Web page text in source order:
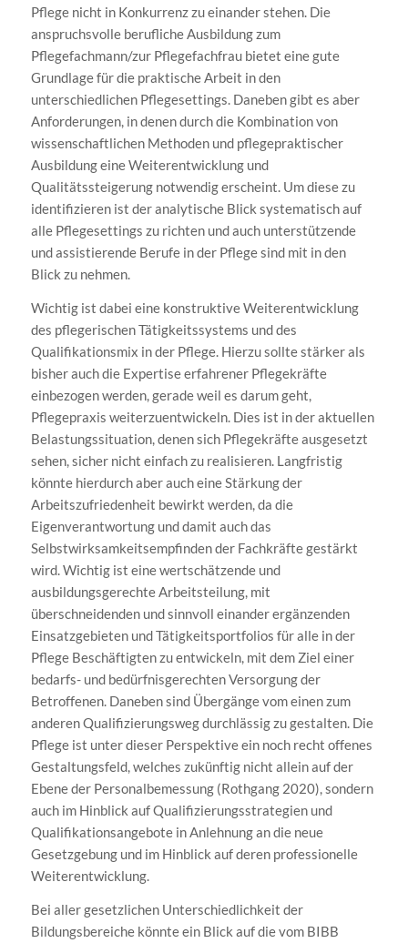
Pflege nicht in Konkurrenz zu einander stehen. Die
anspruchsvolle berufliche Ausbildung zum
Pflegefachmann/zur Pflegefachfrau bietet eine gute
Grundlage für die praktische Arbeit in den
unterschiedlichen Pflegesettings. Daneben gibt es aber
Anforderungen, in denen durch die Kombination von
wissenschaftlichen Methoden und pflegepraktischer
Ausbildung eine Weiterentwicklung und
Qualitätssteigerung notwendig erscheint. Um diese zu
identifizieren ist der analytische Blick systematisch auf
alle Pflegesettings zu richten und auch unterstützende
und assistierende Berufe in der Pflege sind mit in den
Blick zu nehmen.
Wichtig ist dabei eine konstruktive Weiterentwicklung
des pflegerischen Tätigkeitssystems und des
Qualifikationsmix in der Pflege. Hierzu sollte stärker als
bisher auch die Expertise erfahrener Pflegekräfte
einbezogen werden, gerade weil es darum geht,
Pflegepraxis weiterzuentwickeln. Dies ist in der aktuellen
Belastungssituation, denen sich Pflegekräfte ausgesetzt
sehen, sicher nicht einfach zu realisieren. Langfristig
könnte hierdurch aber auch eine Stärkung der
Arbeitszufriedenheit bewirkt werden, da die
Eigenverantwortung und damit auch das
Selbstwirksamkeitsempfinden der Fachkräfte gestärkt
wird. Wichtig ist eine wertschätzende und
ausbildungsgerechte Arbeitsteilung, mit
überschneidenden und sinnvoll einander ergänzenden
Einsatzgebieten und Tätigkeitsportfolios für alle in der
Pflege Beschäftigten zu entwickeln, mit dem Ziel einer
bedarfs- und bedürfnisgerechten Versorgung der
Betroffenen. Daneben sind Übergänge vom einen zum
anderen Qualifizierungsweg durchlässig zu gestalten. Die
Pflege ist unter dieser Perspektive ein noch recht offenes
Gestaltungsfeld, welches zukünftig nicht allein auf der
Ebene der Personalbemessung (Rothgang 2020), sondern
auch im Hinblick auf Qualifizierungsstrategien und
Qualifikationsangebote in Anlehnung an die neue
Gesetzgebung und im Hinblick auf deren professionelle
Weiterentwicklung.
Bei aller gesetzlichen Unterschiedlichkeit der
Bildungsbereiche könnte ein Blick auf die vom BIBB